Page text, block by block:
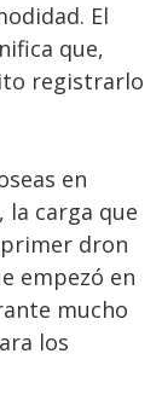
El
que,
registrarlo
en
la carga que
primer dron
empezó en
mucho
los